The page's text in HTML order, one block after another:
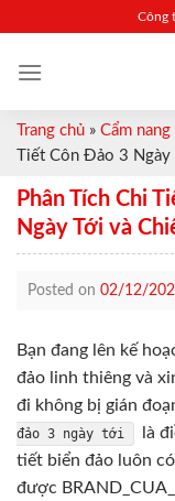
content
Công
Trang chủ » Cẩm
Tiết Côn Đảo 3
Phân Tích Chi
Ngày Tới và
Posted on 02/12/
Bạn đang lên kế
đảo linh thiêng và
đi không bị gián
đảo 3 ngày tới
là
tiết biển đảo luôn
được